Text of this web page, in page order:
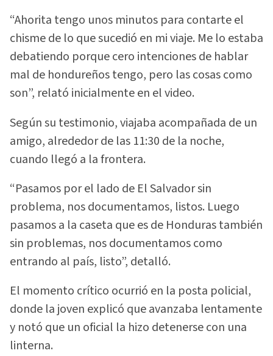
“Ahorita tengo unos minutos para contarte el
chisme de lo que sucedió en mi viaje. Me lo estaba
debatiendo porque cero intenciones de hablar
mal de hondureños tengo, pero las cosas como
son”, relató inicialmente en el video.
Según su testimonio, viajaba acompañada de un
amigo, alrededor de las 11:30 de la noche,
cuando llegó a la frontera.
“Pasamos por el lado de El Salvador sin
problema, nos documentamos, listos. Luego
pasamos a la caseta que es de Honduras también
sin problemas, nos documentamos como
entrando al país, listo”, detalló.
El momento crítico ocurrió en la posta policial,
donde la joven explicó que avanzaba lentamente
y notó que un oficial la hizo detenerse con una
linterna.